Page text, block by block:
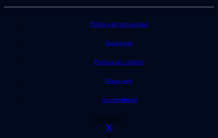
Política de privacidad
Nota legal
Política de cookies
Mapa web
Accesibilidad
Facebook